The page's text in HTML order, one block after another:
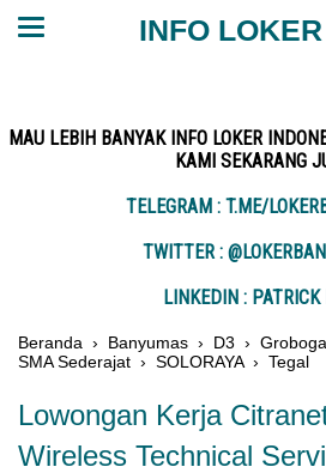
INFO
MAU LEBIH BANYAK INFO LOKER
KAMI SEKARANG
TELEGRAM : T.ME/
TWITTER :
LINKEDIN : PATRICK
Beranda › Banyumas › D3 ›
SMA Sederajat › SOLORAYA › Tegal
Lowongan Kerja
Wireless Technical